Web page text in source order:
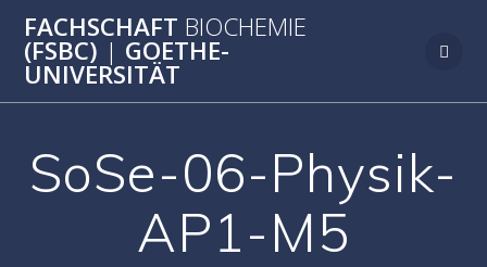
Inhalt
FACHSCHAFT BIOCHEMIE
(FSBC) | GOETHE-
UNIVERSITÄT
SoSe-06-Physik-
AP1-M5